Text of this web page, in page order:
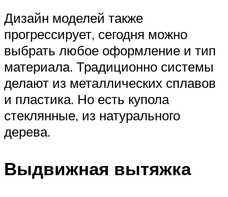
Дизайн моделей также
прогрессирует, сегодня можно
выбрать любое оформление и тип
материала. Традиционно системы
делают из металлических сплавов
и пластика. Но есть купола
стеклянные, из натурального
дерева.
Выдвижная вытяжка